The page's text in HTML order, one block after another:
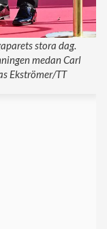
stora dag.
medan Carl
Ekströmer/TT